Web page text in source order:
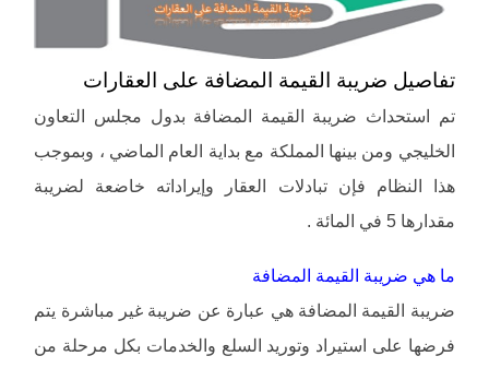
تفاصيل ضريبة القيمة المضافة على العقارات
تم استحداث ضريبة القيمة المضافة بدول مجلس التعاون
الخليجي ومن بينها المملكة مع بداية العام الماضي ، وبموجب
هذا النظام فإن تبادلات العقار وإيراداته خاضعة لضريبة
مقدارها 5 في المائة .
ما هي ضريبة القيمة المضافة
ضريبة القيمة المضافة هي عبارة عن ضريبة غير مباشرة يتم
فرضها على استيراد وتوريد السلع والخدمات بكل مرحلة من